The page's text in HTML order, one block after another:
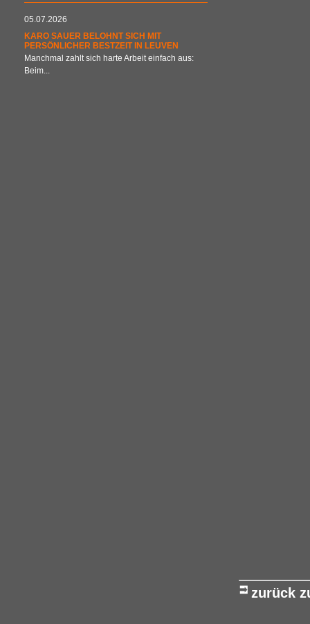
05.07.2026
KARO SAUER BELOHNT SICH MIT
PERSÖNLICHER BESTZEIT IN LEUVEN
Manchmal zahlt sich harte Arbeit einfach aus:
Beim...
zurück